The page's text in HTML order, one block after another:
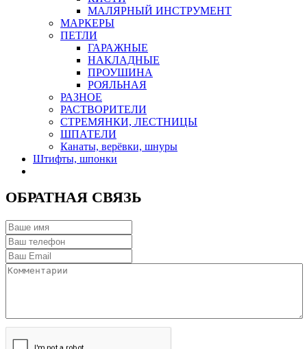
МАЛЯРНЫЙ ИНСТРУМЕНТ
МАРКЕРЫ
ПЕТЛИ
ГАРАЖНЫЕ
НАКЛАДНЫЕ
ПРОУШИНА
РОЯЛЬНАЯ
РАЗНОЕ
РАСТВОРИТЕЛИ
СТРЕМЯНКИ, ЛЕСТНИЦЫ
ШПАТЕЛИ
Канаты, верёвки, шнуры
Штифты, шпонки
ОБРАТНАЯ СВЯЗЬ